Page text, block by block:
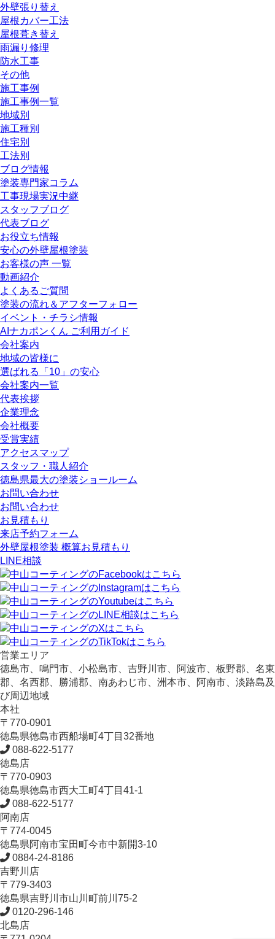
外壁張り替え
屋根カバー工法
屋根葺き替え
雨漏り修理
防水工事
その他
施工事例
施工事例一覧
地域別
施工種別
住宅別
工法別
ブログ情報
塗装専門家コラム
工事現場実況中継
スタッフブログ
代表ブログ
お役立ち情報
安心の外壁屋根塗装
お客様の声 一覧
動画紹介
よくあるご質問
塗装の流れ＆アフターフォロー
イベント・チラシ情報
AIナカポンくん ご利用ガイド
会社案内
地域の皆様に
選ばれる「10」の安心
会社案内一覧
代表挨拶
企業理念
会社概要
受賞実績
アクセスマップ
スタッフ・職人紹介
徳島県最大の塗装ショールーム
お問い合わせ
お問い合わせ
お見積もり
来店予約フォーム
外壁屋根塗装 概算お見積もり
LINE相談
営業エリア
徳島市、鳴門市、小松島市、吉野川市、阿波市、板野郡、名東
郡、名西郡、勝浦郡、南あわじ市、洲本市、阿南市、淡路島及
び周辺地域
本社
〒770-0901
徳島県徳島市西船場町4丁目32番地
088-622-5177
徳島店
〒770-0903
徳島県徳島市西大工町4丁目41-1
088-622-5177
阿南店
〒774-0045
徳島県阿南市宝田町今市中新開3-10
0884-24-8186
吉野川店
〒779-3403
徳島県吉野川市山川町前川75-2
0120-296-146
北島店